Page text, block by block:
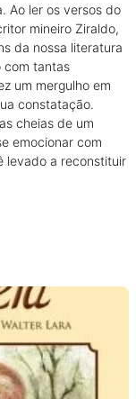
Ao ler os versos do
mineiro Ziraldo,
da nossa literatura
com tantas
um mergulho em
constatação.
cheias de um
emocionar com
levado a reconstituir